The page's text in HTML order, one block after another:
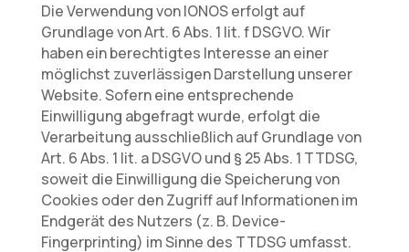
Die Verwendung von IONOS erfolgt auf
Grundlage von Art. 6 Abs. 1 lit. f DSGVO. Wir
haben ein berechtigtes Interesse an einer
möglichst zuverlässigen Darstellung unserer
Website. Sofern eine entsprechende
Einwilligung abgefragt wurde, erfolgt die
Verarbeitung ausschließlich auf Grundlage von
Art. 6 Abs. 1 lit. a DSGVO und § 25 Abs. 1 TTDSG,
soweit die Einwilligung die Speicherung von
Cookies oder den Zugriff auf Informationen im
Endgerät des Nutzers (z. B. Device-
Fingerprinting) im Sinne des TTDSG umfasst.